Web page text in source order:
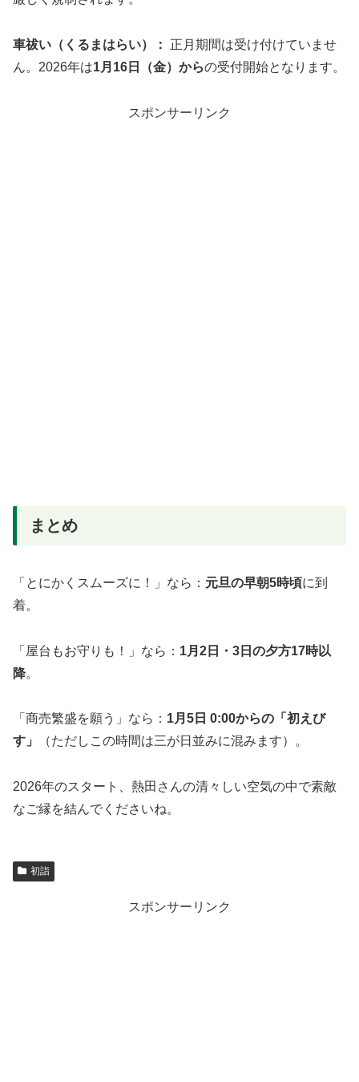
車祓い（くるまはらい）：
正月期間は受け付けていませ
ん。2026年は1月16日（金）からの受付開始となります。
スポンサーリンク
まとめ
「とにかくスムーズに！」なら： 元旦の早朝5時頃に到
着。
「屋台もお守りも！」なら： 1月2日・3日の夕方17時以
降。
「商売繁盛を願う」なら： 1月5日 0:00からの「初えび
す」
（ただしこの時間は三が日並みに混みます）。
2026年のスタート、熱田さんの清々しい空気の中で素敵
なご縁を結んでくださいね。
初詣
スポンサーリンク